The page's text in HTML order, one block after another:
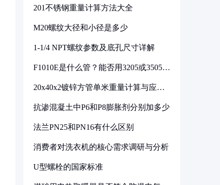
201不锈钢重量计算方法大全
M20螺纹大径和小径是多少
1-1/4 NPT螺纹参数及底孔尺寸详解
F1010E是什么管？能否用3205或3505代
20x40x2镀锌方管单米重量计算与应用
抗渗混凝土中P6和P8膨胀剂分别加多少
法兰PN25和PN16有什么区别
消费者对洗衣机的核心需求调研与分析
U型螺栓的国家标准